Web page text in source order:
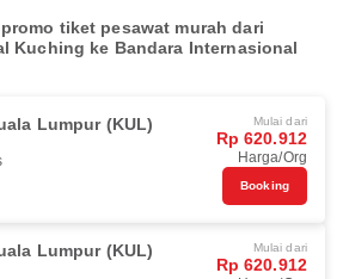
tiket pesawat murah dari
Kuching ke Bandara Internasional
Lumpur (KUL) Mulai dari
Rp 620.912
Harga/Org
Booking
Lumpur (KUL) Mulai dari
Rp 620.912